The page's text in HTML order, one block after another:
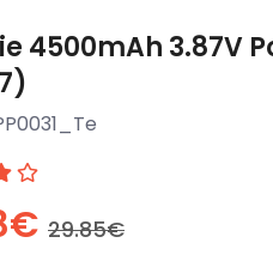
4500mAh 3.87V
29.85€